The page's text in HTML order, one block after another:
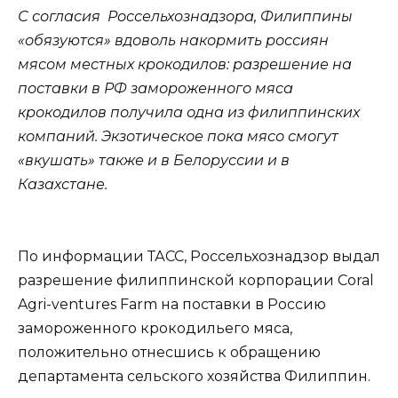
С согласия Россельхознадзора, Филиппины
«обязуются» вдоволь накормить россиян
мясом местных крокодилов: разрешение на
поставки в РФ замороженного мяса
крокодилов получила одна из филиппинских
компаний. Экзотическое пока мясо смогут
«вкушать» также и в Белоруссии и в
Казахстане.
По информации ТАСС, Россельхознадзор выдал
разрешение филиппинской корпорации Coral
Agri-ventures Farm на поставки в Россию
замороженного крокодильего мяса,
положительно отнесшись к обращению
департамента сельского хозяйства Филиппин.